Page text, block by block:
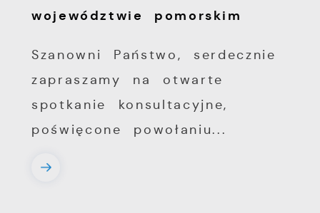
województwie pomorskim
Szanowni Państwo, serdecznie
zapraszamy na otwarte
spotkanie konsultacyjne,
poświęcone powołaniu...